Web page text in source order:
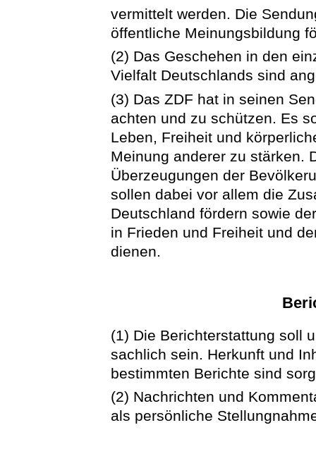
vermittelt werden. Die
öffentliche Meinungsbildung
(2) Das Geschehen in den
Vielfalt Deutschlands sind
(3) Das ZDF hat in seinen
achten und zu schützen. Es
Leben, Freiheit und
Meinung anderer zu stärken.
Überzeugungen der
sollen dabei vor allem die
Deutschland fördern sowie
in Frieden und Freiheit und
dienen.
(1) Die Berichterstattung soll
sachlich sein. Herkunft und
bestimmten Berichte sind
(2) Nachrichten und
als persönliche